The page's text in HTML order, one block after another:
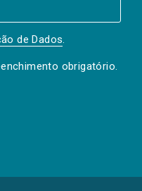
de Dados.
obrigatório.